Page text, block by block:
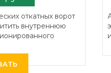
откатных ворот
внутреннюю